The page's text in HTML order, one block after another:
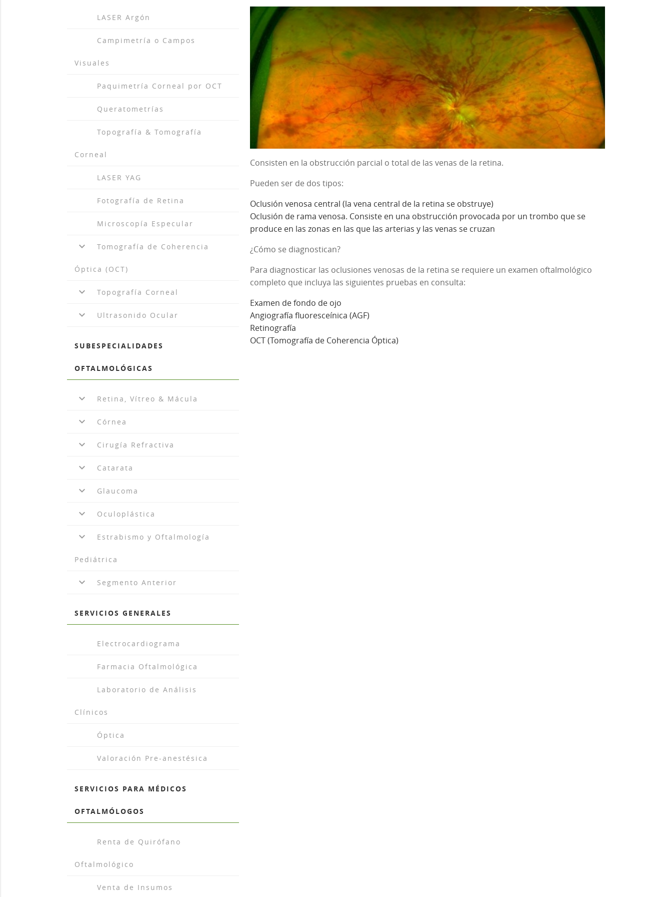
arrow_drop_right
LASER Argón
arrow_drop_right
Campimetría o Campos
Visuales
arrow_drop_right
Paquimetría Corneal por OCT
arrow_drop_right
Queratometrías
arrow_drop_right
Topografía & Tomografía
Corneal
arrow_drop_right
LASER YAG
arrow_drop_right
Fotografía de Retina
arrow_drop_right
Microscopía Especular
keyboard_arrow_down Tomografía de Coherencia
Óptica (OCT)
keyboard_arrow_down Topografía Corneal
keyboard_arrow_down Ultrasonido Ocular
SUBESPECIALIDADES
OFTALMOLÓGICAS
keyboard_arrow_down Retina, Vítreo & Mácula
keyboard_arrow_down Córnea
keyboard_arrow_down Cirugía Refractiva
keyboard_arrow_down Catarata
keyboard_arrow_down Glaucoma
keyboard_arrow_down Oculoplástica
keyboard_arrow_down Estrabismo y Oftalmología
Pediátrica
keyboard_arrow_down Segmento Anterior
SERVICIOS GENERALES
arrow_drop_right
Electrocardiograma
arrow_drop_right
Farmacia Oftalmológica
arrow_drop_right
Laboratorio de Análisis
Clínicos
arrow_drop_right
Óptica
arrow_drop_right
Valoración Pre-anestésica
SERVICIOS PARA MÉDICOS
OFTALMÓLOGOS
arrow_drop_right
Renta de Quirófano
Oftalmológico
arrow_drop_right
Venta de Insumos
Consisten en la obstrucción parcial o total de las venas de la retina.
Pueden ser de dos tipos:
Oclusión venosa central (la vena central de la retina se obstruye)
Oclusión de rama venosa. Consiste en una obstrucción provocada por un trombo que se
produce en las zonas en las que las arterias y las venas se cruzan
¿Cómo se diagnostican?
Para diagnosticar las oclusiones venosas de la retina se requiere un examen oftalmológico
completo que incluya las siguientes pruebas en consulta:
Examen de fondo de ojo
Angiografía fluoresceínica (AGF)
Retinografía
OCT (Tomografía de Coherencia Óptica)